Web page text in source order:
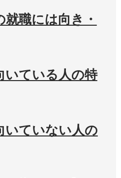
職には向き・
いている人の特
いていない人の